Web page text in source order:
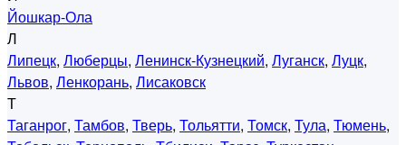
Йошкар-Ола
Л
Липецк, Люберцы, Ленинск-Кузнецкий, Луганск, Луцк,
Львов, Ленкорань, Лисаковск
Т
Таганрог, Тамбов, Тверь, Тольятти, Томск, Тула, Тюмень,